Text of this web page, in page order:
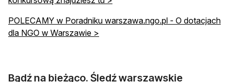
POLECAMY w Poradniku warszawa.ngo.pl - O dotacjach
dla NGO w Warszawie >
Bądź na bieżąco. Śledź warszawskie